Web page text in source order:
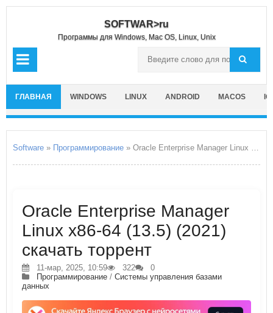
SOFTWAR>ru
Программы для Windows, Mac OS, Linux, Unix
ГЛАВНАЯ WINDOWS LINUX ANDROID MACOS
Software » Программирование » Oracle Enterprise Manager Linux x86-64
Oracle Enterprise Manager
Linux x86-64 (13.5) (2021)
скачать торрент
11-мар, 2025, 10:59 322
0
Программирование / Системы управления базами
данных